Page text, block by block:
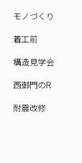
モノづくり
着工前
構造見学会
西御門のR
耐震改修